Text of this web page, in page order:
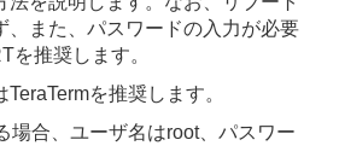
、また、パスワードの入力が必要
を推奨します。
を推奨します。
場合、ユーザ名はroot、パスワー